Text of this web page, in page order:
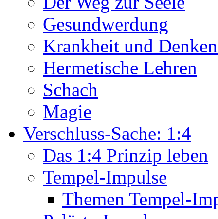
Gesundwerdung
Krankheit und Denken
Hermetische Lehren
Schach
Magie
Verschluss-Sache: 1:4
Das 1:4 Prinzip leben
Tempel-Impulse
Themen Tempel-